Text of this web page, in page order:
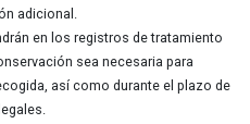
adicional.
en los registros de tratamiento
sea necesaria para
así como durante el plazo de